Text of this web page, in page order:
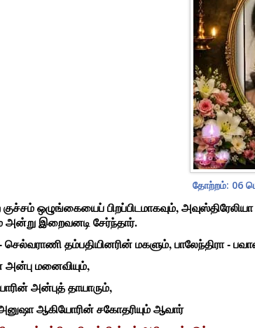
தோற்றம்: 06
ஒழுங்கையைப் பிறப்பிடமாகவும்,
அன்று இறைவனடி சேர்ந்தார்.
தம்பதியினரின் மகளும், பாலேந்திரா -
மனைவியும்,
அன்புத் தாயாரும்,
அனுஷா ஆகியோரின் சகோதரியும் ஆவார்